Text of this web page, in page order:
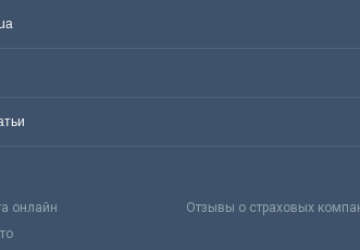
онлайн Отзывы о страховых